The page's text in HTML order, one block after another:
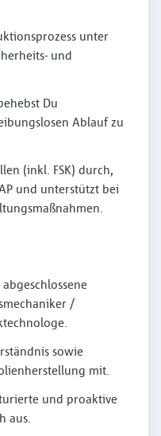
unter
und
Du
Ablauf zu
(inkl. FSK) durch,
und unterstützt bei
/
sowie
mit.
und proaktive
aus.